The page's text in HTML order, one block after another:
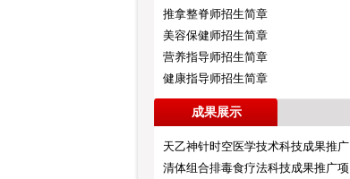
推拿整脊师招生简章
美容保健师招生简章
营养指导师招生简章
健康指导师招生简章
成果展示
天乙神针时空医学技术科技成果推广
清体组合排毒食疗法科技成果推广项